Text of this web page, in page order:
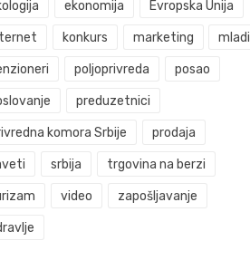
ekonomija Evropska Unija
konkurs marketing mladi
poljoprivreda posao
preduzetnici
komora Srbije prodaja
srbija trgovina na berzi
video zapošljavanje